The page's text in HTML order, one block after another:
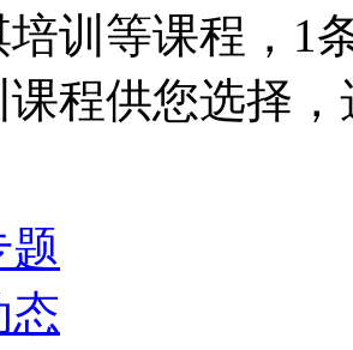
训等课程，1
程供您选择
题
态